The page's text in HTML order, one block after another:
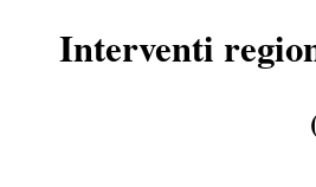
Interventi